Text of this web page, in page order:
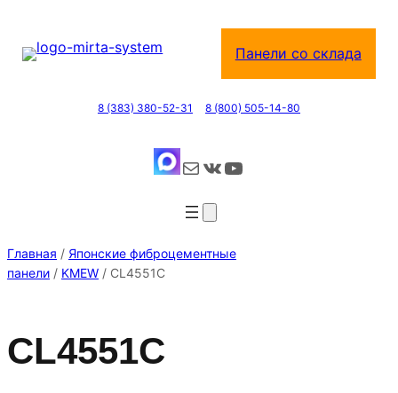
содержимому
Панели со склада
8 (383) 380-52-31 8 (800) 505-14-80
Почта ВКонтакте YouTube
Главная / Японские фиброцементные
панели / KMEW / CL4551C
CL4551C